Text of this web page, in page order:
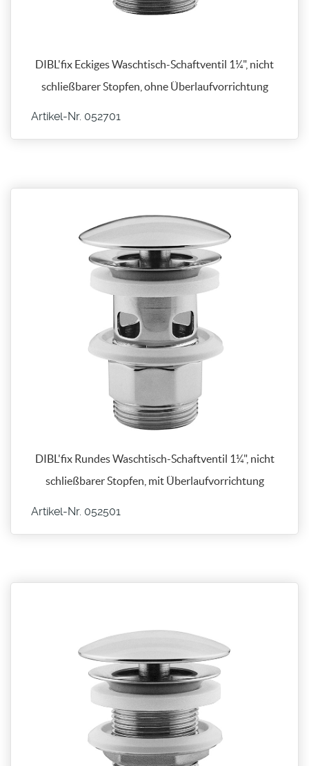
DIBL'fix Eckiges Waschtisch-Schaftventil 1¼", nicht
schließbarer Stopfen, ohne Überlaufvorrichtung
Artikel-Nr. 052701
DIBL'fix Rundes Waschtisch-Schaftventil 1¼", nicht
schließbarer Stopfen, mit Überlaufvorrichtung
Artikel-Nr. 052501